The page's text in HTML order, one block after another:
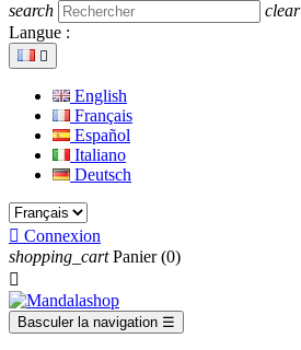
search
clear
Langue :

English
Français
Español
Italiano
Deutsch
 Connexion
shopping_cart Panier (0)

Basculer la navigation ☰